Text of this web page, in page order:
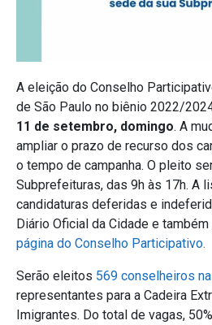
A eleição do Conselho
de São Paulo no biênio 2022/
11 de setembro, domingo. A
ampliar o prazo de recurso dos
o tempo de campanha. O pleito
Subprefeituras, das 9h às 17h. A
candidaturas deferidas e
Diário Oficial da Cidade e
página do Conselho Participativo.
Serão eleitos 569 conselheiros
representantes para a Cadeira
Imigrantes. Do total de vagas,